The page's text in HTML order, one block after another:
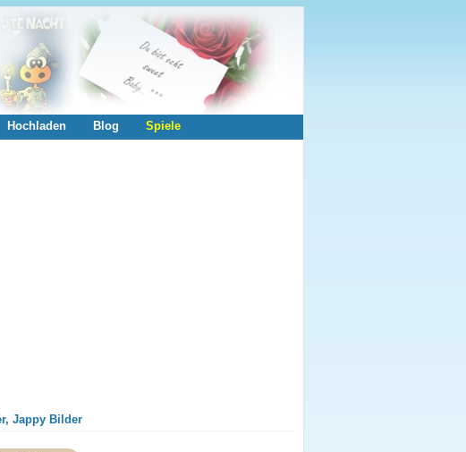
Hochladen Blog Spiele
Jappy Bilder